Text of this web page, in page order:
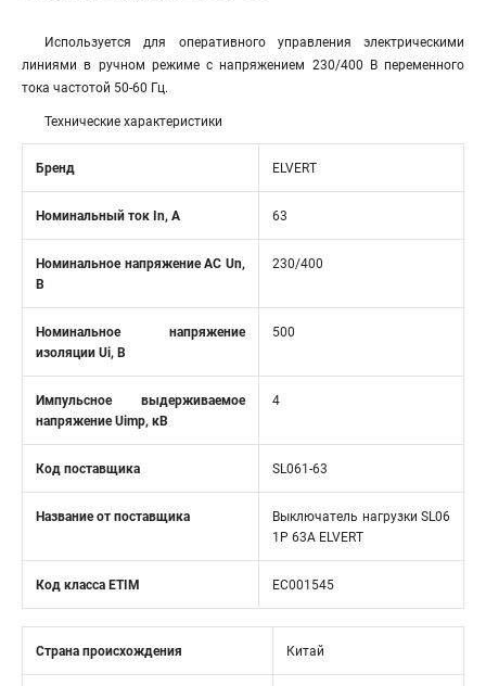
Используется для оперативного управления электрическими
линиями в ручном режиме с напряжением 230/400 В переменного
тока частотой 50-60 Гц.
Технические характеристики
Бренд ELVERT
Номинальный ток In, А 63
Номинальное напряжение АС Un,
В
230/400
Номинальное напряжение
изоляции Ui, В
500
Импульсное выдерживаемое
напряжение Uimp, кВ
4
Код поставщика SL061-63
Название от поставщика
Выключатель нагрузки SL06
1Р 63А ELVERT
Код класса ETIM EC001545
Страна происхождения Китай